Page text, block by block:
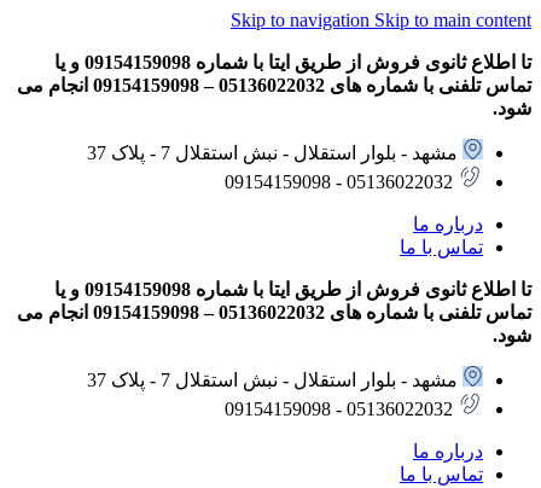
Skip to navigation Skip to main content
تا اطلاع ثانوی فروش از طریق ایتا با شماره 09154159098 و یا
تماس تلفنی با شماره های 05136022032 – 09154159098 انجام می
شود.
مشهد - بلوار استقلال - نبش استقلال 7 - پلاک 37
05136022032 - 09154159098
درباره ما
تماس با ما
تا اطلاع ثانوی فروش از طریق ایتا با شماره 09154159098 و یا
تماس تلفنی با شماره های 05136022032 – 09154159098 انجام می
شود.
مشهد - بلوار استقلال - نبش استقلال 7 - پلاک 37
05136022032 - 09154159098
درباره ما
تماس با ما